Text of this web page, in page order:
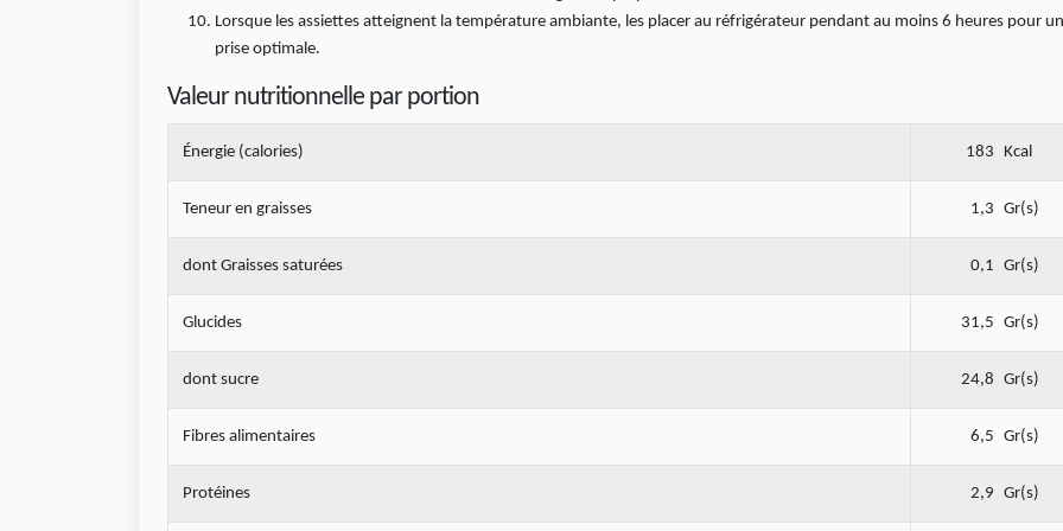
Lorsque les assiettes atteignent la température ambiante, les placer au réfrigérateur pendant au moins 6 heures pour
prise optimale.
Valeur nutritionnelle par portion
Énergie (calories) 183 Kcal
Teneur en graisses 1,3 Gr(s)
dont Graisses saturées 0,1 Gr(s)
Glucides 31,5 Gr(s)
dont sucre 24,8 Gr(s)
Fibres alimentaires 6,5 Gr(s)
Protéines 2,9 Gr(s)